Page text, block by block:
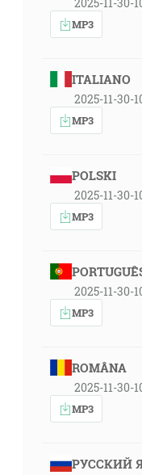
MP3
ITALIANO
2025-11-
MP3
POLSKI
2025-11-30-
MP3
2025-11-30-
MP3
ROMÂNA
2025-11-
MP3
РУССКИЙ